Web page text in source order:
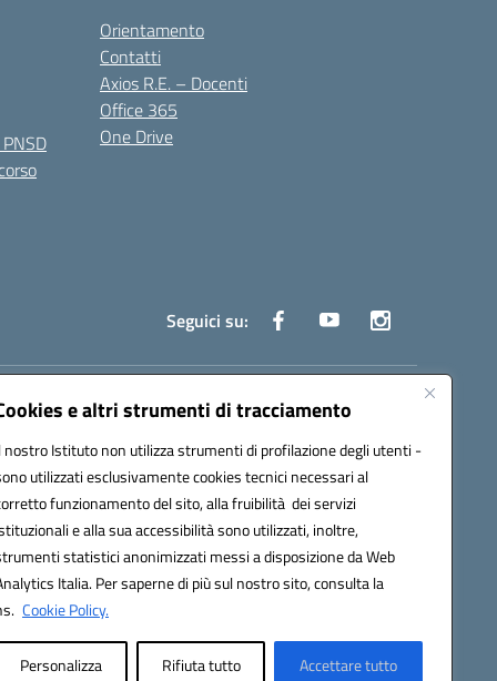
e altri strumenti di tracciamento
nostro Istituto non utilizza strumenti di profilazione degli utenti -
utilizzati esclusivamente cookies tecnici necessari al
funzionamento del sito, alla fruibilità dei servizi
e alla sua accessibilità sono utilizzati, inoltre,
statistici anonimizzati messi a disposizione da Web
Italia. Per saperne di più sul nostro sito, consulta la
Cookie Policy.
Personalizza Rifiuta tutto Accettare tutto
Orientamento
Contatti
Axios R.E. – Docenti
Office 365
One Drive
Seguici su:
ufficio: UFOYYV | C.Fisc: 93056740637